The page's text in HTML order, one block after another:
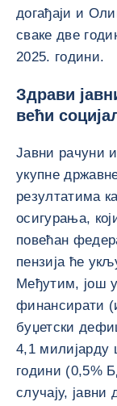
догађаји и
сваке две
2025. години.
Здрави
већи
Јавни рачуни
укупне
резултатима
осигурања,
повећан
пензија ће
Међутим, још
финансирати
буџетски
4,1 милијарду
години (0,5%
случају, јавни